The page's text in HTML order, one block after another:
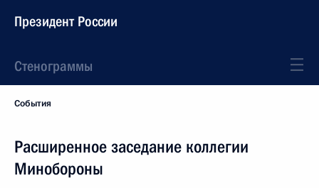
Президент России
Стенограммы
События
Расширенное заседание коллегии
Минобороны